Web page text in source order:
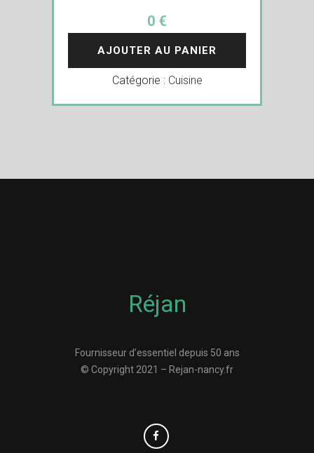
0 €
AJOUTER AU PANIER
Catégorie : Cuisine
Réjan
Fournisseur d’essentiel depuis 50 ans
© Copyright 2021 – Rejan-nancy.fr